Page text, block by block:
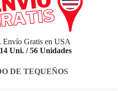
Envío Gratis en USA
Uni. / 56 Unidades
DE TEQUEÑOS